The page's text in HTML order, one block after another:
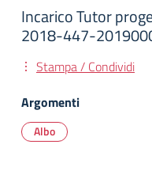
Incarico Tutor
2018-447-
Stampa / Condividi
Argomenti
Albo